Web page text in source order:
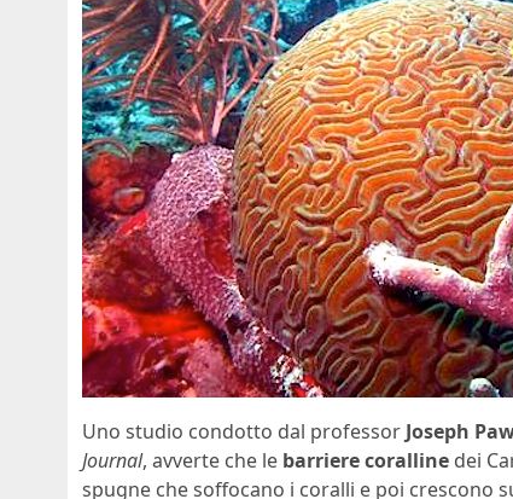
Uno studio condotto dal professor Joseph
Journal, avverte che le barriere coralline dei
spugne che soffocano i coralli e poi crescono